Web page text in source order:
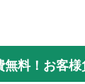
無料！お客様